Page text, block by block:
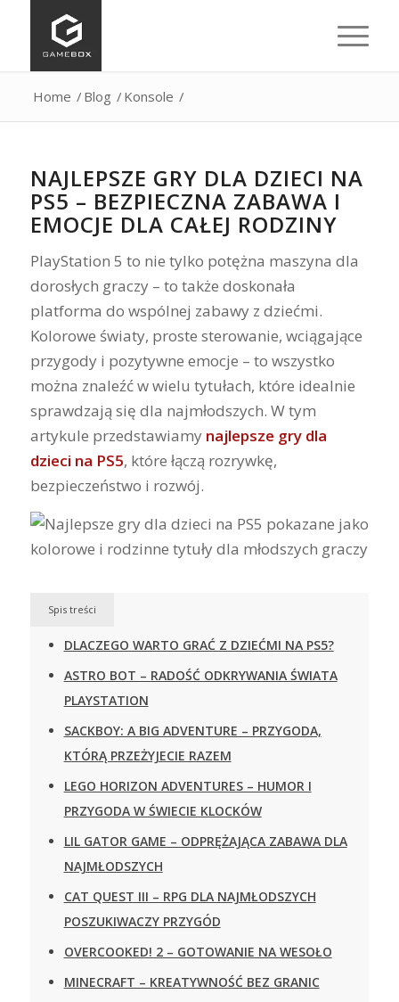
Home / Blog / Konsole /
NAJLEPSZE GRY DLA DZIECI NA
PS5 – BEZPIECZNA ZABAWA I
EMOCJE DLA CAŁEJ RODZINY
PlayStation 5 to nie tylko potężna maszyna dla
dorosłych graczy – to także doskonała
platforma do wspólnej zabawy z dziećmi.
Kolorowe światy, proste sterowanie, wciągające
przygody i pozytywne emocje – to wszystko
można znaleźć w wielu tytułach, które idealnie
sprawdzają się dla najmłodszych. W tym
artykule przedstawiamy najlepsze gry dla
dzieci na PS5, które łączą rozrywkę,
bezpieczeństwo i rozwój.
Spis treści
DLACZEGO WARTO GRAĆ Z DZIEĆMI NA PS5?
ASTRO BOT – RADOŚĆ ODKRYWANIA ŚWIATA
PLAYSTATION
SACKBOY: A BIG ADVENTURE – PRZYGODA,
KTÓRĄ PRZEŻYJECIE RAZEM
LEGO HORIZON ADVENTURES – HUMOR I
PRZYGODA W ŚWIECIE KLOCKÓW
LIL GATOR GAME – ODPRĘŻAJĄCA ZABAWA DLA
NAJMŁODSZYCH
CAT QUEST III – RPG DLA NAJMŁODSZYCH
POSZUKIWACZY PRZYGÓD
OVERCOOKED! 2 – GOTOWANIE NA WESOŁO
MINECRAFT – KREATYWNOŚĆ BEZ GRANIC